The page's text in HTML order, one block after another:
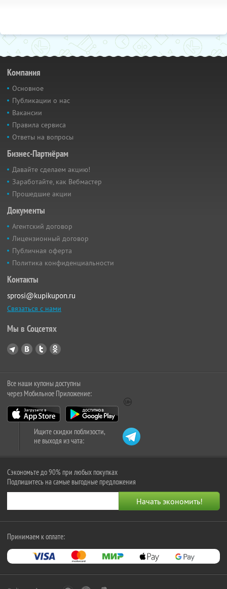
Компания
Основное
Публикации о нас
Вакансии
Правила сервиса
Ответы на вопросы
Бизнес-Партнёрам
Давайте сделаем акцию!
Заработайте, как Вебмастер
Прошедшие акции
Документы
Агентский договор
Лицензионный договор
Публичная оферта
Политика конфиденциальности
Контакты
sprosi@kupikupon.ru
Связаться с нами
Мы в Соцсетях
Все наши купоны доступны
через Мобильное Приложение:
Ищите скидки поблизости,
не выходя из чата:
Сэкономьте до 90% при любых покупках
Подпишитесь на самые выгодные предложения
Принимаем к оплате: